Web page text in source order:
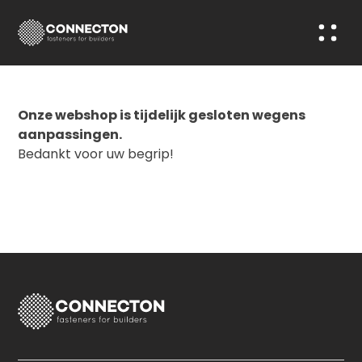
Onze webshop is tijdelijk gesloten wegens
aanpassingen.
Bedankt voor uw begrip!